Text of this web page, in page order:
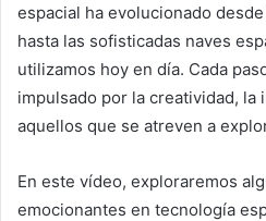
espacial ha evolucionado
hasta las sofisticadas naves
utilizamos hoy en día. Cada
impulsado por la creatividad, la
aquellos que se atreven a
En este vídeo, exploraremos
emocionantes en tecnología